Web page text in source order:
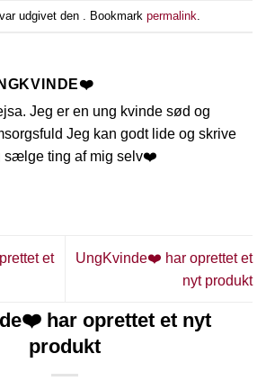
udgivet den . Bookmark permalink
Jeg er en ung kvinde sød og
Jeg kan godt lide og skrive
sælge ting af mig selv❤️
et
UngKvinde❤️ har oprettet et
nyt produkt
har oprettet et nyt
produkt